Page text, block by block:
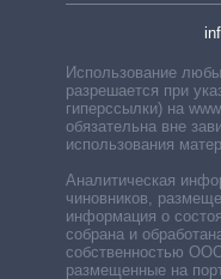
Использование
разрешается при
гиперссылки) на
обязательна вне
использования
Аналитическая
чиновников,
информация о
собрана и
собственностью
размещенные на